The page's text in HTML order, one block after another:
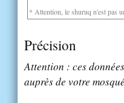
* Attention, le shuruq n'est pas
Précision
Attention : ces
auprès de votre